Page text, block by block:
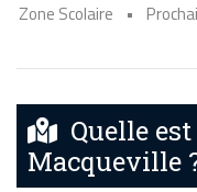
Zone Scolaire •
Quelle
Macqueville